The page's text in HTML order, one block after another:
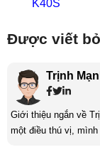
K40S
Được viết
Trịnh
Giới thiệu ngắn về Trịnh Mạnh Cường
một điều thú vị,